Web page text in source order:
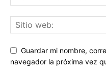
Guardar mi nombre,
navegador la próxima vez